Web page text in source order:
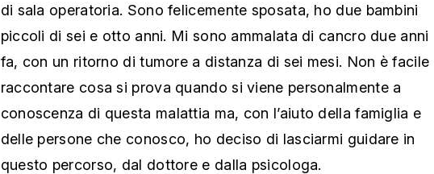
di sala operatoria. Sono felicemente sposata, ho due bambini
piccoli di sei e otto anni. Mi sono ammalata di cancro due anni
fa, con un ritorno di tumore a distanza di sei mesi. Non è facile
raccontare cosa si prova quando si viene personalmente a
conoscenza di questa malattia ma, con l’aiuto della famiglia e
delle persone che conosco, ho deciso di lasciarmi guidare in
questo percorso, dal dottore e dalla psicologa.